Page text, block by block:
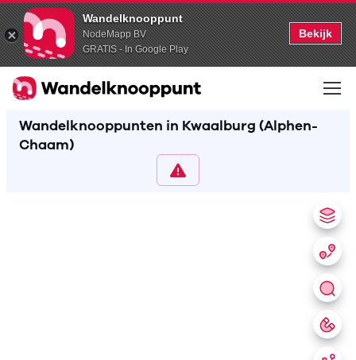
Wandelknooppunt
NodeMapp BV
GRATIS - In Google Play
Bekijk
Wandelknooppunten in Kwaalburg (Alphen-
Chaam)